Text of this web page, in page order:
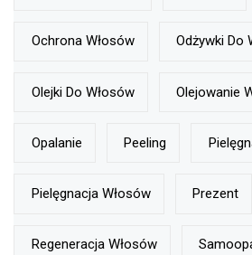
Ochrona Włosów Odżywki Do
Olejki Do Włosów Olejowanie
Opalanie Peeling
Pielęgnacja Włosów Prezent
Regeneracja Włosów